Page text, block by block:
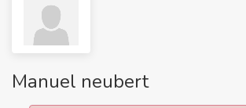
Manuel neubert